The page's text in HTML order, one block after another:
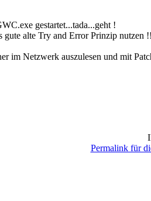
gestartet...tada...geht !
gute alte Try and Error Prinzip nutzen
im Netzwerk auszulesen und mit
Permalink für